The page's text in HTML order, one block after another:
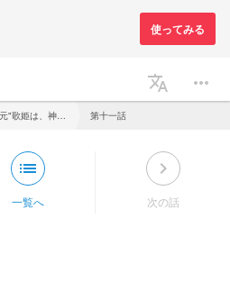
translate more_horiz
第十一話
list
一覧へ
keyboard_arrow_right
次の話